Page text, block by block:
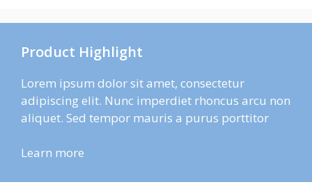
Product Highlight
Lorem ipsum dolor sit amet, consectetur
adipiscing elit. Nunc imperdiet rhoncus arcu non
aliquet. Sed tempor mauris a purus porttitor
Learn more